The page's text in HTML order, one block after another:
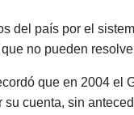
del país por el
no pueden
que en 2004 el
cuenta, sin